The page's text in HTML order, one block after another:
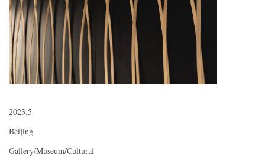
2023.5
Beijing
Gallery/Museum/Cultural